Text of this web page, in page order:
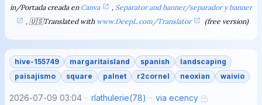
in/Portada creada en Canva , Separator and banner/separador y banner
, 🇺🇸Translated with www.DeepL.com/Translator (free version)
hive-155749 margaritaisland spanish
landscaping
paisajismo
square palnet r2cornel neoxian waivio
2026-07-09 03:04 rlathulerie(78) via ecency